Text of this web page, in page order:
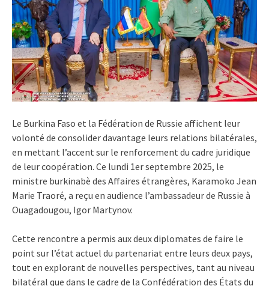
Le Burkina Faso et la Fédération de Russie affichent leur
volonté de consolider davantage leurs relations bilatérales,
en mettant l’accent sur le renforcement du cadre juridique
de leur coopération. Ce lundi 1er septembre 2025, le
ministre burkinabè des Affaires étrangères, Karamoko Jean
Marie Traoré, a reçu en audience l’ambassadeur de Russie à
Ouagadougou, Igor Martynov.
Cette rencontre a permis aux deux diplomates de faire le
point sur l’état actuel du partenariat entre leurs deux pays,
tout en explorant de nouvelles perspectives, tant au niveau
bilatéral que dans le cadre de la Confédération des États du